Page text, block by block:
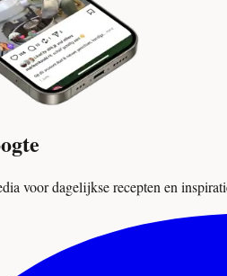
voor dagelijkse recepten en